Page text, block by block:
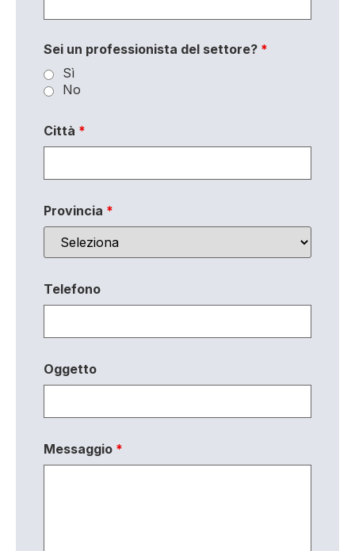
Sei un professionista del settore? *
Sì
No
Città *
Provincia *
Telefono
Oggetto
Messaggio *